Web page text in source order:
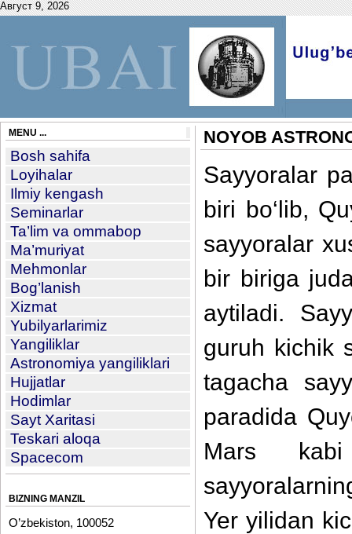
Август 9, 2026
MENU ...
Bosh sahifa
Loyihalar
Ilmiy kengash
Seminarlar
Ta’lim va ommabop
Ma’muriyat
Mehmonlar
Bog’lanish
Xizmat
Yubilyarlarimiz
Yangiliklar
Astronomiya yangiliklari
Hujjatlar
Hodimlar
Sayt Xaritasi
Teskari aloqa
Spacecom
BIZNING MANZIL
O’zbekiston, 100052
NOYOB
Sayyoralar
biri bo‘lib,
sayyoralar
bir biriga
aytiladi.
guruh kichik
tagacha
paradida
Mars kabi
Yer yilidan